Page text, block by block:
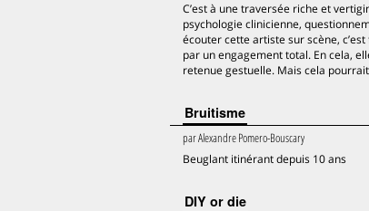
C’est à une traversée riche et
psychologie clinicienne,
écouter cette artiste sur scène,
par un engagement total. En cela,
retenue gestuelle. Mais cela
Bruitisme
parAlexandre Pomero-Bouscary
Beuglant itinérant depuis 10 ans
DIY or die